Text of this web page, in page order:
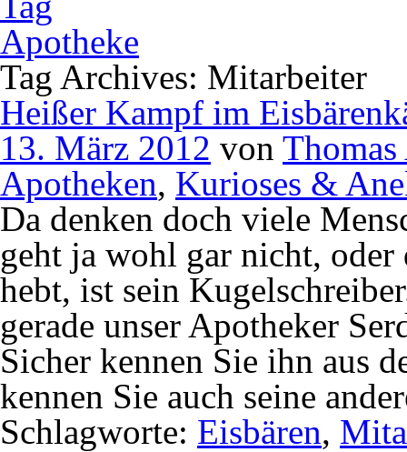
Tag Archives: Mitarbeiter
Heißer Kampf im
13. März 2012 von Thomas
Apotheken, Kurioses &
Da denken doch viele
geht ja wohl gar nicht, oder
hebt, ist sein
gerade unser Apotheker
Sicher kennen Sie ihn aus
kennen Sie auch seine
Schlagworte: Eisbären,